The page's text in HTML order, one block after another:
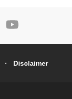
Disclaimer